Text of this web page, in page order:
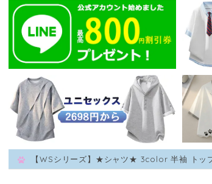
【WSシリーズ】★シャツ★ 3color 半袖 トッ